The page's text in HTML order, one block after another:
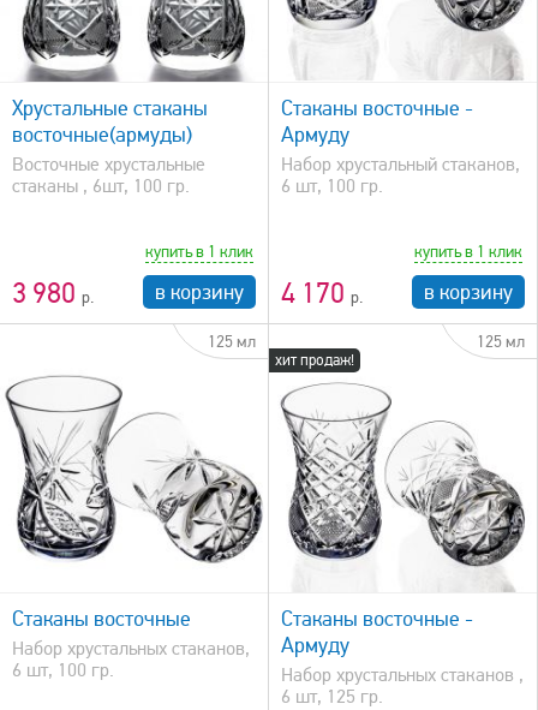
Хрустальные стаканы
восточные(армуды)
Восточные хрустальные
стаканы , 6шт, 100 гр.
3 980
купить в 1 клик
в корзину
быстрый просмотр
Стаканы восточные -
Армуду
Набор хрустальный стаканов,
6 шт, 100 гр.
4 170
купить в 1 клик
в корзину
125 мл
Стаканы восточные
Набор хрустальных стаканов,
6 шт, 100 гр.
хит продаж!
125 мл
Стаканы восточные -
Армуду
Набор хрустальных стаканов ,
6 шт, 125 гр.